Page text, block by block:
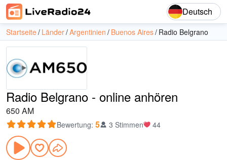
Deutsch
Startseite Länder Argentinien Buenos Aires Radio Belgrano
Radio Belgrano - online anhören
650 AM
Bewertung: 5 3 Stimmen 44